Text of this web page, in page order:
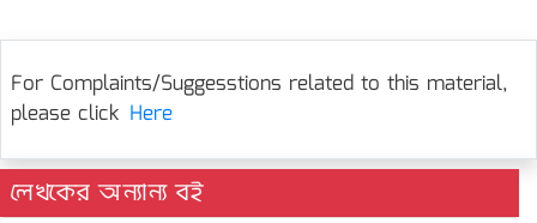
For Complaints/Suggesstions related to this material,
please click Here
লেখকের অন্যান্য বই